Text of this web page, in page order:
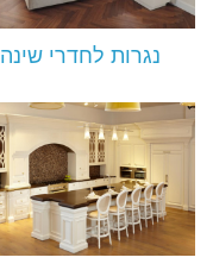
נגרות לחדרי שינה